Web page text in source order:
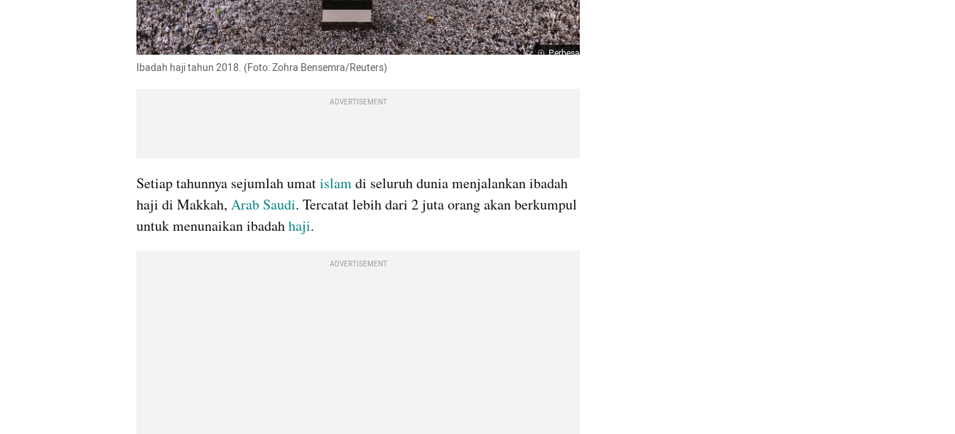
Perbesar
Ibadah haji tahun 2018. (Foto: Zohra Bensemra/Reuters)
ADVERTISEMENT
Setiap tahunnya sejumlah umat islam di seluruh dunia menjalankan ibadah
haji di Makkah, Arab Saudi. Tercatat lebih dari 2 juta orang akan berkumpul
untuk menunaikan ibadah haji.
ADVERTISEMENT